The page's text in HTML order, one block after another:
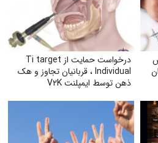
درخواست حمایت از Ti target
Individual ، قربانیان تجاوز و هک
ذهن توسط ایمپلنت V۲K